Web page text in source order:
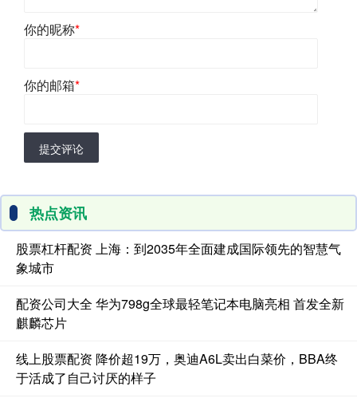
你的昵称*
你的邮箱*
提交评论
热点资讯
股票杠杆配资 上海：到2035年全面建成国际领先的智慧气
象城市
配资公司大全 华为798g全球最轻笔记本电脑亮相 首发全新
麒麟芯片
线上股票配资 降价超19万，奥迪A6L卖出白菜价，BBA终
于活成了自己讨厌的样子